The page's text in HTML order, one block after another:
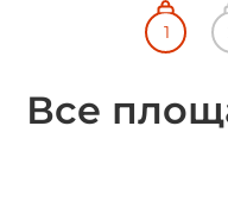
Все